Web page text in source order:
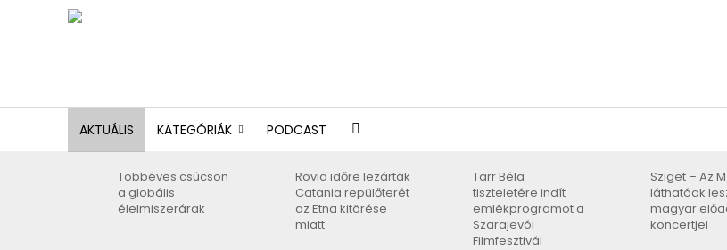
AKTUÁLIS KATEGÓRIÁK PODCAST
Többéves csúcson
a globális
élelmiszerárak
Rövid időre lezárták
Catania repülőterét
az Etna kitörése
miatt
Tarr Béla
tiszteletére indít
emlékprogramot a
Szarajevói
Filmfesztivál
Sziget – Az
láthatóak
magyar
koncertjei